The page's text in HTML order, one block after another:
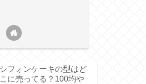
シフォンケーキの型はど
こに売ってる？100均や